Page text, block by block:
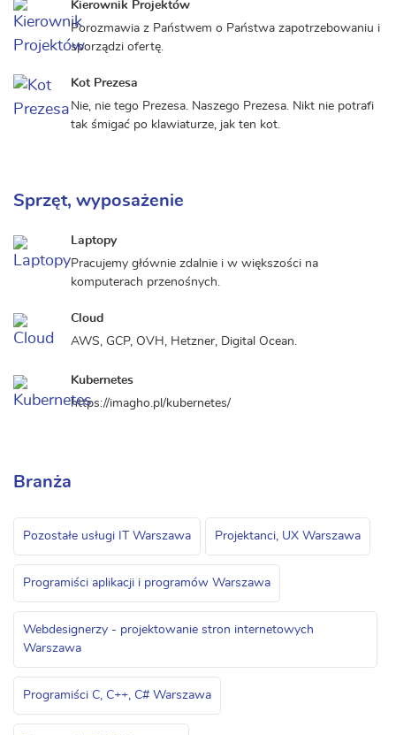
Kierownik Projektów
Porozmawia z Państwem o Państwa zapotrzebowaniu i
sporządzi ofertę.
Kot Prezesa
Nie, nie tego Prezesa. Naszego Prezesa. Nikt nie potrafi
tak śmigać po klawiaturze, jak ten kot.
Sprzęt, wyposażenie
Laptopy
Pracujemy głównie zdalnie i w większości na
komputerach przenośnych.
Cloud
AWS, GCP, OVH, Hetzner, Digital Ocean.
Kubernetes
https://imagho.pl/kubernetes/
Branża
Pozostałe usługi IT Warszawa Projektanci, UX Warszawa
Programiści aplikacji i programów Warszawa
Webdesignerzy - projektowanie stron internetowych
Warszawa
Programiści C, C++, C# Warszawa